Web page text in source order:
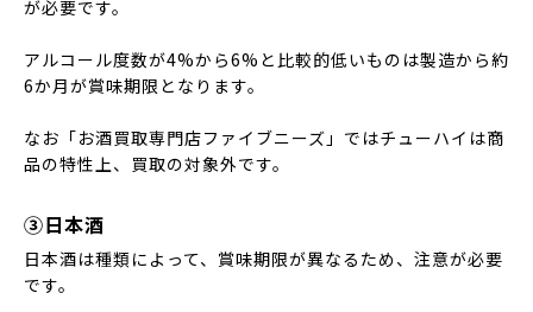
が必要です。
アルコール度数が4%から6%と比較的低いものは製造から約
6か月が賞味期限となります。
なお「お酒買取専門店ファイブニーズ」ではチューハイは商
品の特性上、買取の対象外です。
③日本酒
日本酒は種類によって、賞味期限が異なるため、注意が必要
です。